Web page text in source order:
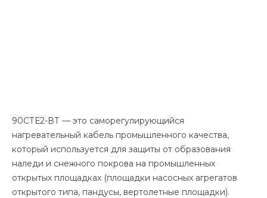
90СТЕ2-ВТ — это саморегулирующийся
нагревательный кабель промышленного качества,
который используется для защиты от образования
наледи и снежного покрова на промышленных
открытых площадках (площадки насосных агрегатов
открытого типа, пандусы, вертолетные площадки).